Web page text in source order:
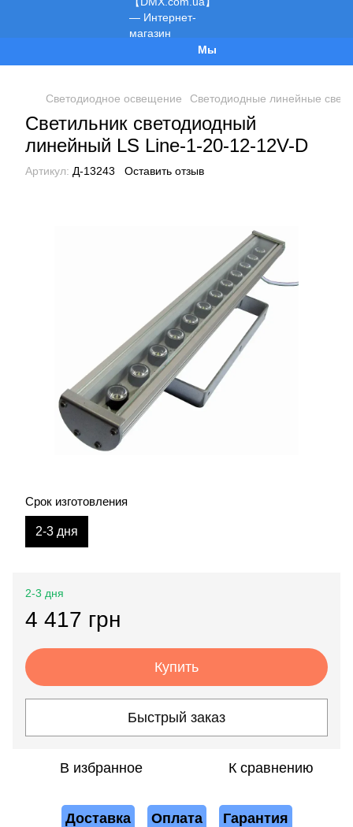
Мы работаем!
Светодиодное освещение Светодиодные линейные
Светильник светодиодный
линейный LS Line-1-20-12-12V-D
Артикул: Д-13243 Оставить отзыв
Срок изготовления
2-3 дня
2-3 дня
4 417 грн
Купить
Быстрый заказ
В избранное К сравнению
Доставка Оплата Гарантия